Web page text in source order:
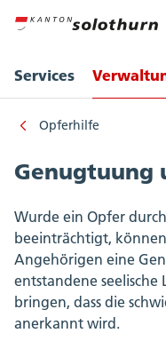
Services
Opferhilfe
Genugtuung
Wurde ein Opfer
beeinträchtigt,
Angehörigen eine
entstandene
bringen, dass die
anerkannt wird.